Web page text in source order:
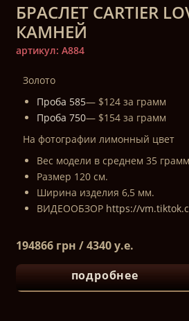
БРАСЛЕТ CARTIER
КАМНЕЙ
артикул: A884
Золото
Проба 585— $124 за грамм
Проба 750— $154 за грамм
На фотографии лимонный цвет
Вес модели в среднем 35 грамм
Размер 120 см.
Ширина изделия 6,5 мм.
ВИДЕООБЗОР https://
194866 грн / 4340 у.е.
подробнее